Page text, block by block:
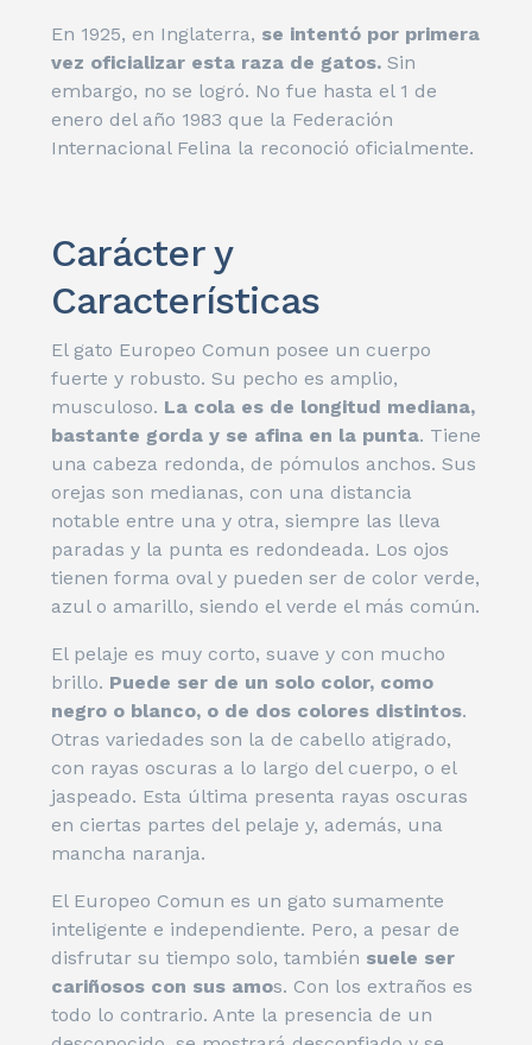
En 1925, en Inglaterra, se intentó por primera
vez oficializar esta raza de gatos.Sin
embargo, no se logró. No fue hasta el 1 de
enero del año 1983 que la Federación
Internacional Felina la reconoció oficialmente.
Carácter y
Características
El gato Europeo Comun posee un cuerpo
fuerte y robusto. Su pecho es amplio,
musculoso. La cola es de longitud mediana,
bastante gorda y se afina en la punta. Tiene
una cabeza redonda, de pómulos anchos. Sus
orejas son medianas, con una distancia
notable entre una y otra, siempre las lleva
paradas y la punta es redondeada. Los ojos
tienen forma oval y pueden ser de color verde,
azul o amarillo, siendo el verde el más común.
El pelaje es muy corto, suave y con mucho
brillo. Puede ser de un solo color, como
negro o blanco, o de dos colores distintos.
Otras variedades son la de cabello atigrado,
con rayas oscuras a lo largo del cuerpo, o el
jaspeado. Esta última presenta rayas oscuras
en ciertas partes del pelaje y, además, una
mancha naranja.
El Europeo Comun es un gato sumamente
inteligente e independiente. Pero, a pesar de
disfrutar su tiempo solo, también suele ser
cariñosos con sus amos. Con los extraños es
todo lo contrario. Ante la presencia de un